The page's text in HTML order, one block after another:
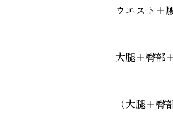
ウエスト＋
大腿＋臀部
（大腿＋